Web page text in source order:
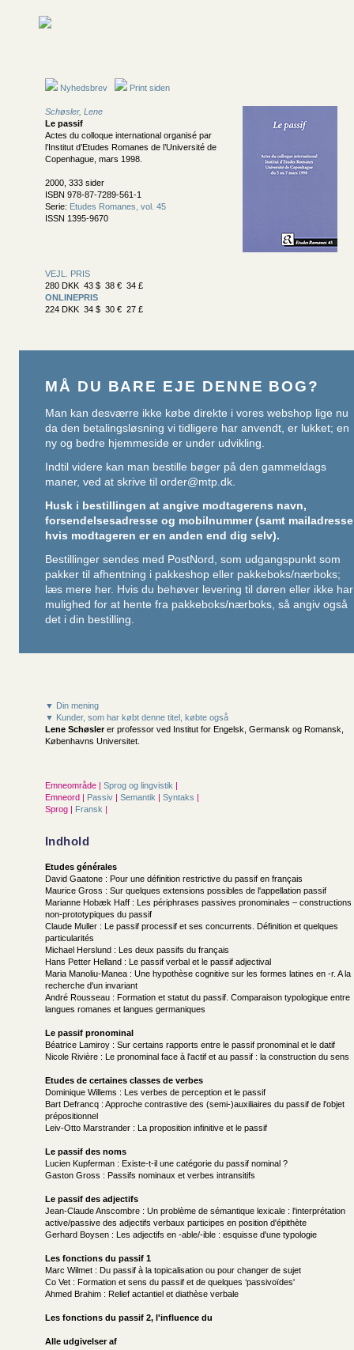
Nyhedsbrev Print siden
Schøsler, Lene
Le passif
Actes du colloque international organisé par
l’Institut d’Etudes Romanes de l’Université de
Copenhague, mars 1998.
2000, 333 sider
ISBN 978-87-7289-561-1
Serie: Etudes Romanes, vol. 45
ISSN 1395-9670
VEJL. PRIS
280 DKK 43 $ 38 € 34 £
ONLINEPRIS
224 DKK 34 $ 30 € 27 £
MÅ DU BARE EJE DENNE BOG?
Man kan desværre ikke købe direkte i vores webshop lige nu
da den betalingsløsning vi tidligere har anvendt, er lukket; en
ny og bedre hjemmeside er under udvikling.
Indtil videre kan man bestille bøger på den gammeldags
maner, ved at skrive til order@mtp.dk.
Husk i bestillingen at angive modtagerens navn,
forsendelsesadresse og mobilnummer (samt mailadresse
hvis modtageren er en anden end dig selv).
Bestillinger sendes med PostNord, som udgangspunkt som
pakker til afhentning i pakkeshop eller pakkeboks/nærboks;
læs mere her. Hvis du behøver levering til døren eller ikke har
mulighed for at hente fra pakkeboks/nærboks, så angiv også
det i din bestilling.
▼ Din mening
▼ Kunder, som har købt denne titel, købte også
Lene Schøslerer professor ved Institut for Engelsk, Germansk og Romansk,
Københavns Universitet.
Emneområde | Sprog og lingvistik |
Emneord | Passiv | Semantik | Syntaks |
Sprog | Fransk |
Indhold
Etudes générales
David Gaatone : Pour une définition restrictive du passif en français
Maurice Gross : Sur quelques extensions possibles de l'appellation passif
Marianne Hobæk Haff : Les périphrases passives pronominales – constructions
non-prototypiques du passif
Claude Muller : Le passif processif et ses concurrents. Définition et quelques
particularités
Michael Herslund : Les deux passifs du français
Hans Petter Helland : Le passif verbal et le passif adjectival
Maria Manoliu-Manea : Une hypothèse cognitive sur les formes latines en -r. A la
recherche d'un invariant
André Rousseau : Formation et statut du passif. Comparaison typologique entre
langues romanes et langues germaniques
Le passif pronominal
Béatrice Lamiroy : Sur certains rapports entre le passif pronominal et le datif
Nicole Rivière : Le pronominal face à l'actif et au passif : la construction du sens
Etudes de certaines classes de verbes
Dominique Willems : Les verbes de perception et le passif
Bart Defrancq : Approche contrastive des (semi-)auxiliaires du passif de l'objet
prépositionnel
Leiv-Otto Marstrander : La proposition infinitive et le passif
Le passif des noms
Lucien Kupferman : Existe-t-il une catégorie du passif nominal ?
Gaston Gross : Passifs nominaux et verbes intransitifs
Le passif des adjectifs
Jean-Claude Anscombre : Un problème de sémantique lexicale : l'interprétation
active/passive des adjectifs verbaux participes en position d'épithète
Gerhard Boysen : Les adjectifs en -able/-ible : esquisse d'une typologie
Les fonctions du passif 1
Marc Wilmet : Du passif à la topicalisation ou pour changer de sujet
Co Vet : Formation et sens du passif et de quelques ‘passivoïdes'
Ahmed Brahim : Relief actantiel et diathèse verbale
Les fonctions du passif 2, l'influence du
Alle udgivelser af